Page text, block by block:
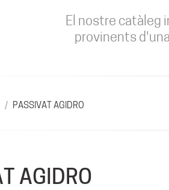
El nostre catàleg
provinents
/ PASSIVAT AGIDRO
AGIDRO